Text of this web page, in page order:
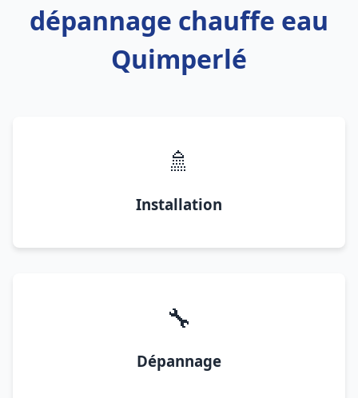
dépannage chauffe eau
Quimperlé
🚿
Installation
🔧
Dépannage